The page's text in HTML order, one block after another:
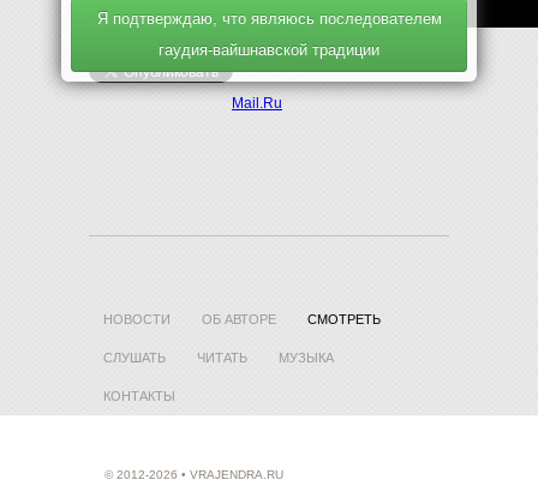
Mail.Ru
НОВОСТИ ОБ АВТОРЕ СМОТРЕТЬ
СЛУШАТЬ ЧИТАТЬ МУЗЫКА
КОНТАКТЫ
© 2012-2026 • VRAJENDRA.RU
Я подтверждаю, что являюсь последователем
гаудия-вайшнавской традиции